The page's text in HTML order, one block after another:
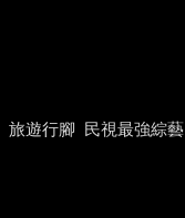
旅遊行腳 民視最強綜藝